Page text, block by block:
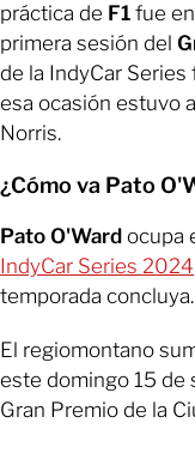
práctica de F1 fue
primera sesión del
de la IndyCar Series
esa ocasión estuvo
Norris.
¿Cómo va Pato
Pato O'Ward ocupa
IndyCar Series 2024
temporada concluya.
El regiomontano
este domingo 15 de
Gran Premio de la